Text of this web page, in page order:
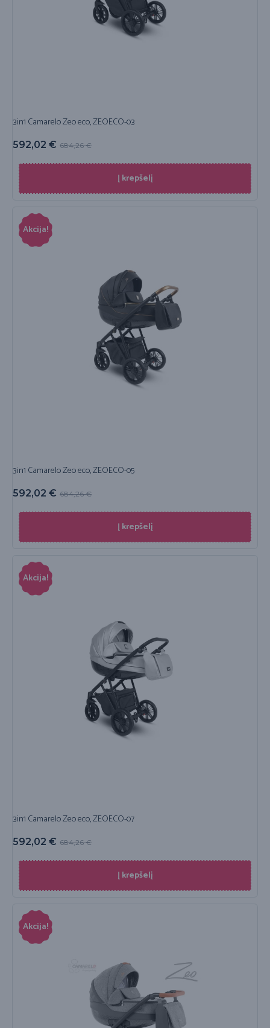
3in1 Camarelo Zeo eco, ZEOECO-03
684,26€
592,02 €
Į krepšelį
Akcija!
3in1 Camarelo Zeo eco, ZEOECO-05
684,26€
592,02 €
Į krepšelį
Akcija!
3in1 Camarelo Zeo eco, ZEOECO-07
684,26€
592,02 €
Į krepšelį
Akcija!